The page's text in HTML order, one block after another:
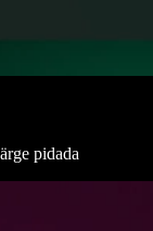
pidada